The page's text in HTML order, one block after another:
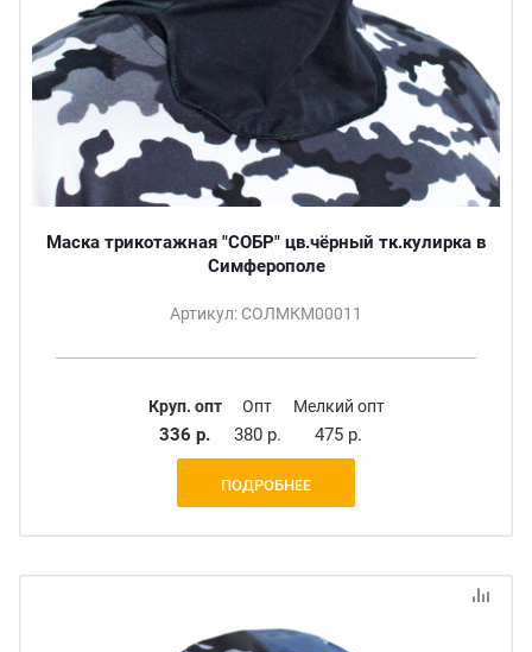
Маска трикотажная "СОБР" цв.чёрный тк.кулирка в
Симферополе
Артикул: СОЛМКМ00011
Круп. опт
336 р.
Опт
380 р.
Мелкий опт
475 р.
ПОДРОБНЕЕ